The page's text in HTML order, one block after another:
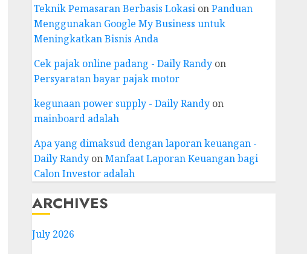
Teknik Pemasaran Berbasis LokasionPanduan
Menggunakan Google My Business untuk
Meningkatkan Bisnis Anda
Cek pajak online padang - Daily Randyon
Persyaratan bayar pajak motor
kegunaan power supply - Daily Randyon
mainboard adalah
Apa yang dimaksud dengan laporan keuangan -
Daily RandyonManfaat Laporan Keuangan bagi
Calon Investor adalah
ARCHIVES
July 2026